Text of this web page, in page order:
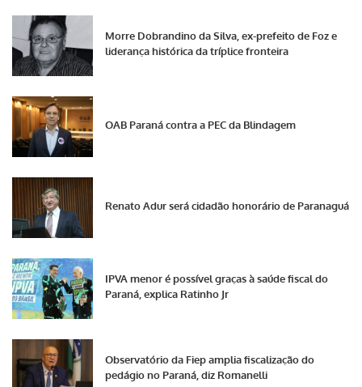
Morre Dobrandino da Silva, ex-prefeito de Foz e
liderança histórica da tríplice fronteira
OAB Paraná contra a PEC da Blindagem
Renato Adur será cidadão honorário de Paranaguá
IPVA menor é possível graças à saúde fiscal do
Paraná, explica Ratinho Jr
Observatório da Fiep amplia fiscalização do
pedágio no Paraná, diz Romanelli